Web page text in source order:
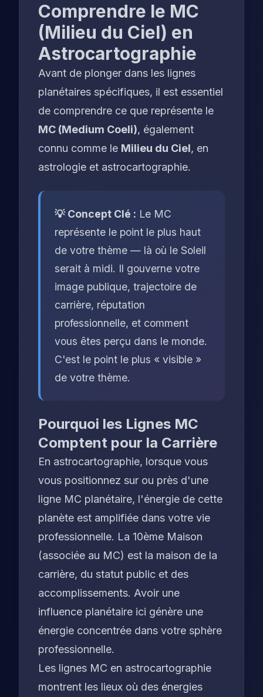
Comprendre le MC
(Milieu du Ciel) en
Astrocartographie
Avant de plonger dans les lignes
planétaires spécifiques, il est essentiel
de comprendre ce que représente le
MC (Medium Coeli), également
connu comme le Milieu du Ciel, en
astrologie et astrocartographie.
💡 Concept Clé : Le MC
représente le point le plus haut
de votre thème — là où le Soleil
serait à midi. Il gouverne votre
image publique, trajectoire de
carrière, réputation
professionnelle, et comment
vous êtes perçu dans le monde.
C'est le point le plus « visible »
de votre thème.
Pourquoi les Lignes MC
Comptent pour la Carrière
En astrocartographie, lorsque vous
vous positionnez sur ou près d'une
ligne MC planétaire, l'énergie de cette
planète est amplifiée dans votre vie
professionnelle. La 10ème Maison
(associée au MC) est la maison de la
carrière, du statut public et des
accomplissements. Avoir une
influence planétaire ici génère une
énergie concentrée dans votre sphère
professionnelle.
Les lignes MC en astrocartographie
montrent les lieux où des énergies